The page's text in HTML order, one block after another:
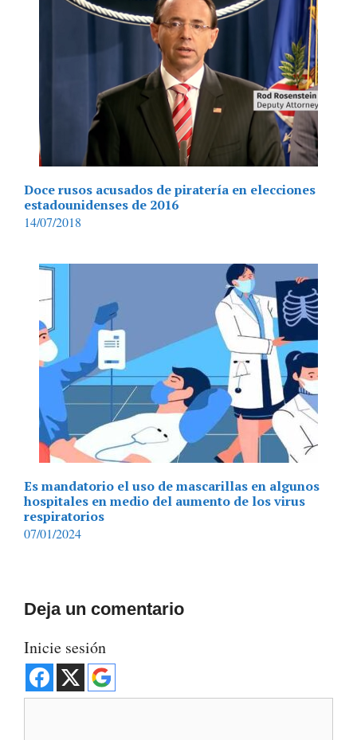
Doce rusos acusados de piratería en elecciones
estadounidenses de 2016
14/07/2018
Es mandatorio el uso de mascarillas en algunos
hospitales en medio del aumento de los virus
respiratorios
07/01/2024
Deja un comentario
Inicie sesión